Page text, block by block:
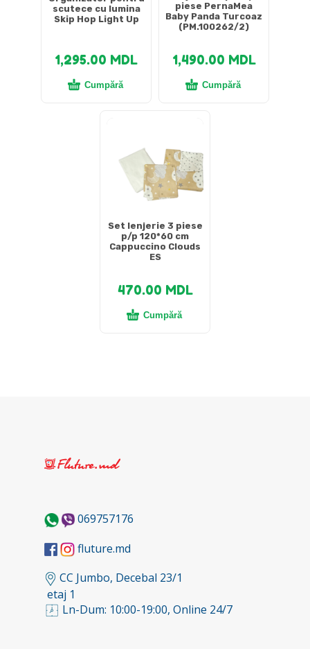
scutece cu lumina
Skip Hop Light Up
1,295.00 MDL
Cumpără
piese PernaMea
Baby Panda Turcoaz
(PM.100262/2)
1,490.00 MDL
Cumpără
Set lenjerie 3 piese
p/p 120*60 cm
Cappuccino Clouds
ES
470.00 MDL
Cumpără
069757176
fluture.md
CC Jumbo, Decebal 23/1
etaj 1
Ln-Dum: 10:00-19:00, Online 24/7